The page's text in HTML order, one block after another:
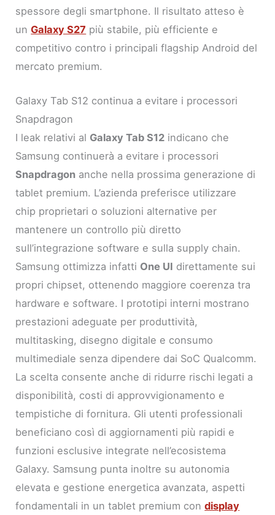
spessore degli smartphone. Il risultato atteso è
unGalaxy S27 più stabile, più efficiente e
competitivo contro i principali flagship Android del
mercato premium.
Galaxy Tab S12 continua a evitare i processori
Snapdragon
I leak relativi al Galaxy Tab S12 indicano che
Samsung continuerà a evitare i processori
Snapdragon anche nella prossima generazione di
tablet premium. L’azienda preferisce utilizzare
chip proprietari o soluzioni alternative per
mantenere un controllo più diretto
sull’integrazione software e sulla supply chain.
Samsung ottimizza infatti One UI direttamente sui
propri chipset, ottenendo maggiore coerenza tra
hardware e software. I prototipi interni mostrano
prestazioni adeguate per produttività,
multitasking, disegno digitale e consumo
multimediale senza dipendere dai SoC Qualcomm.
La scelta consente anche di ridurre rischi legati a
disponibilità, costi di approvvigionamento e
tempistiche di fornitura. Gli utenti professionali
beneficiano così di aggiornamenti più rapidi e
funzioni esclusive integrate nell’ecosistema
Galaxy. Samsung punta inoltre su autonomia
elevata e gestione energetica avanzata, aspetti
fondamentali in un tablet premium condisplay